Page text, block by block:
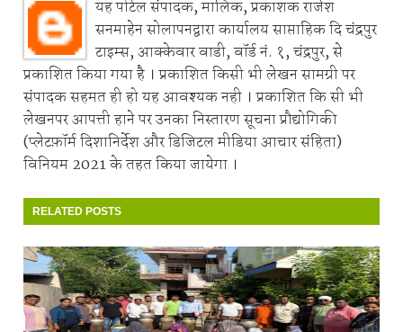
यह पोर्टल संपादक, मालिक, प्रकाशक राजेश
सनमाहेन सोलापनद्वारा कार्यालय साप्ताहिक दि चंद्रपुर
टाइम्स, आक्केवार वाडी, वॉर्ड नं. १, चंद्रपुर, से
प्रकाशित किया गया है । प्रकाशित किसी भी लेखन सामग्री पर
संपादक सहमत ही हो यह आवश्यक नही । प्रकाशित कि सी भी
लेखनपर आपत्ती हाने पर उनका निस्तारण सूचना प्रौद्योगिकी
(प्लेटफ़ॉर्म दिशानिर्देश और डिजिटल मीडिया आचार संहिता)
विनियम 2021 के तहत किया जायेगा ।
RELATED POSTS